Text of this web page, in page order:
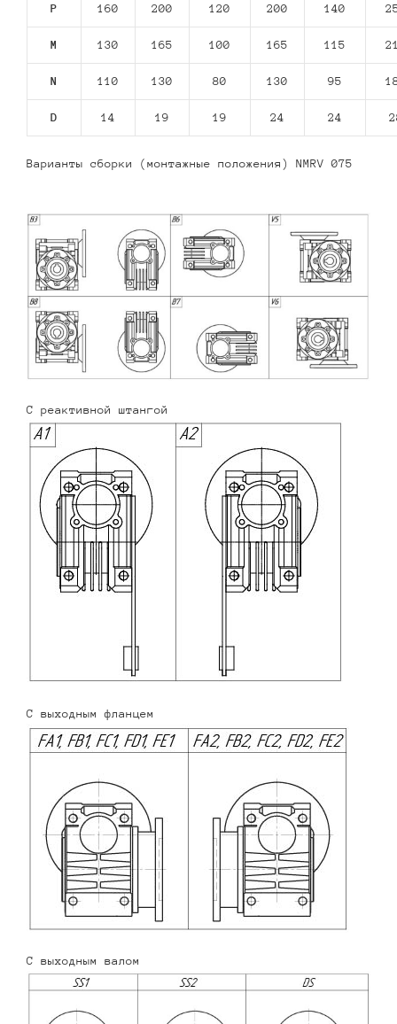
P 160 200 120 200 140
M 130 165 100 165 115
N 110 130 80 130 95
D 14 19 19 24 24
Варианты сборки (монтажные положения) NMRV 075
С реактивной штангой
С выходным фланцем
С выходным валом